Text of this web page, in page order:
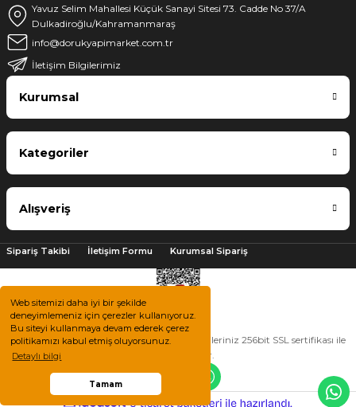
Web sitemizi daha iyi bir şekilde
deneyimlemeniz için çerezler kullanıyoruz.
Bu siteyi kullanmaya devam ederek çerez
politikamızı kabul etmiş oluyorsunuz.
Detaylı bilgi
Tamam
Yavuz Selim Mahallesi Küçük Sanayi Sitesi 73. Cadde No 37/A
Dulkadiroğlu/Kahramanmaraş
info@dorukyapimarket.com.tr
İletişim Bilgilerimiz
Kurumsal
Kategoriler
Alışveriş
Sipariş Takibi İletişim Formu Kurumsal Sipariş
2025 © Tüm hakları saklıdır. Kredi kartı bilgileriniz 256bit SSL sertifikası ile
korunmaktadır.
e-